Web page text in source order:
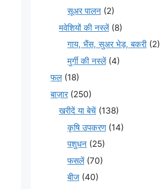
सूअर पालन (2)
मवेशियों की नस्लें(8)
गाय, भैंस, सुअर भेड़, बकरी (2)
मुर्गी की नस्लें(4)
फल(18)
बाज़ार(250)
खरीदें या बेचें (138)
कृषि उपकरण(14)
पशुधन (25)
फसलें(70)
बीज (40)